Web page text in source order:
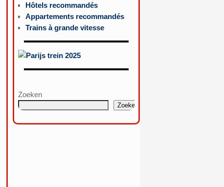
Hôtels recommandés
Appartements recommandés
Trains à grande vitesse
Zoeken
Zoeken